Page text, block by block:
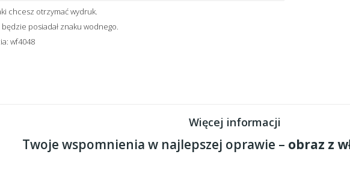
chcesz otrzymać wydruk.
posiadał znaku wodnego.
wf4048
Więcej informacji
Twoje wspomnienia w najlepszej oprawie – obraz z